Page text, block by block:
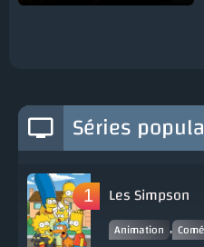
Séries
Les Simpson
Animation ,